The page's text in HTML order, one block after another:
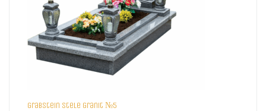
Grabstein Stele Granit №5